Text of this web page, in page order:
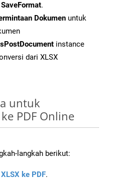
SaveFormat.
Dokumen untuk
instance
dari XLSX
untuk
PDF Online
langkah berikut:
XLSX ke PDF.